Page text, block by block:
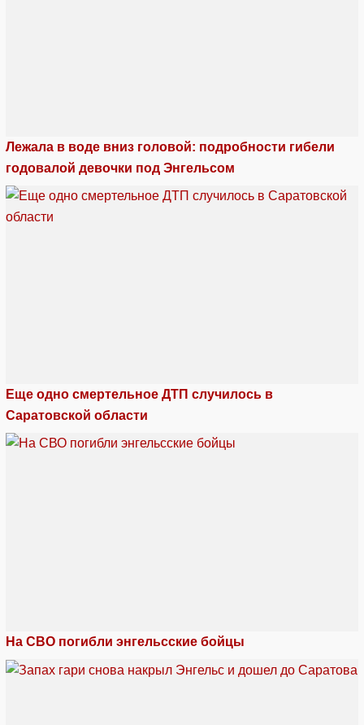
Лежала в воде вниз головой: подробности гибели
годовалой девочки под Энгельсом
Еще одно смертельное ДТП случилось в
Саратовской области
На СВО погибли энгельсские бойцы